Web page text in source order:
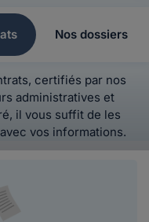
Nos dossiers
certifiés par nos
administratives et
il vous suffit de les
vos informations.